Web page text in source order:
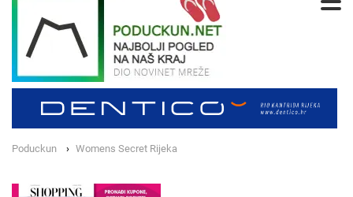
Poduckun Womens Secret Rijeka